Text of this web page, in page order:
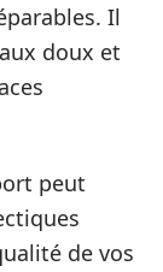
Il
doux et
peut
de vos